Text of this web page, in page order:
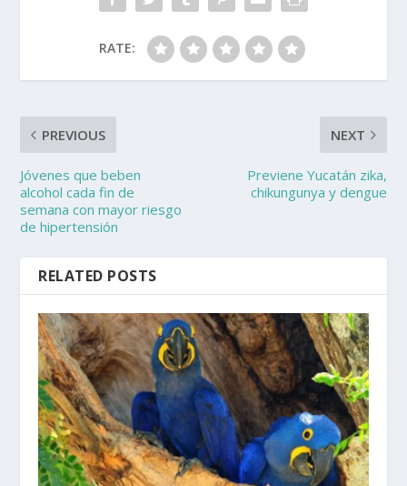
RATE:
PREVIOUS
Jóvenes que beben
alcohol cada fin de
semana con mayor riesgo
de hipertensión
NEXT
Previene Yucatán zika,
chikungunya y dengue
RELATED POSTS